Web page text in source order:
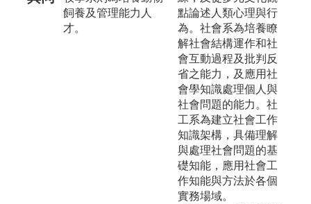
飼養及管理能力人
才。
點論述人類心理與行
為。社會系為培養瞭
解社會結構運作和社
會互動過程及批判反
省之能力，及應用社
會學知識處理個人與
社會問題的能力。社
工系為建立社會工作
知識架構，具備理解
與處理社會問題的基
礎知能，應用社會工
作知能與方法於各個
實務場域。